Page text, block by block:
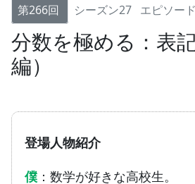
第266回 シーズン27 エピソー
分数を極める：表
編）
登場人物紹介
僕 ：数学が好きな高校生。